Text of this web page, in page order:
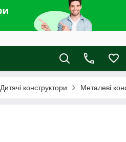
Дитячі конструктори Металеві